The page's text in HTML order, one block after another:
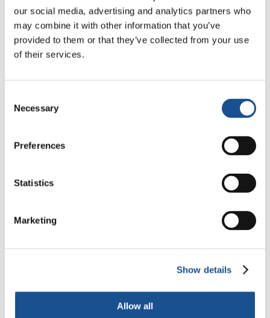
our social media, advertising and analytics partners who
may combine it with other information that you’ve
provided to them or that they’ve collected from your use
of their services.
Selection
Necessary
Preferences
Statistics
Marketing
Show details
Allow all
nombreux conflits et tensions internes et
externes. Deux congolais, Joëlle Bilé et Jean-
Jacques…